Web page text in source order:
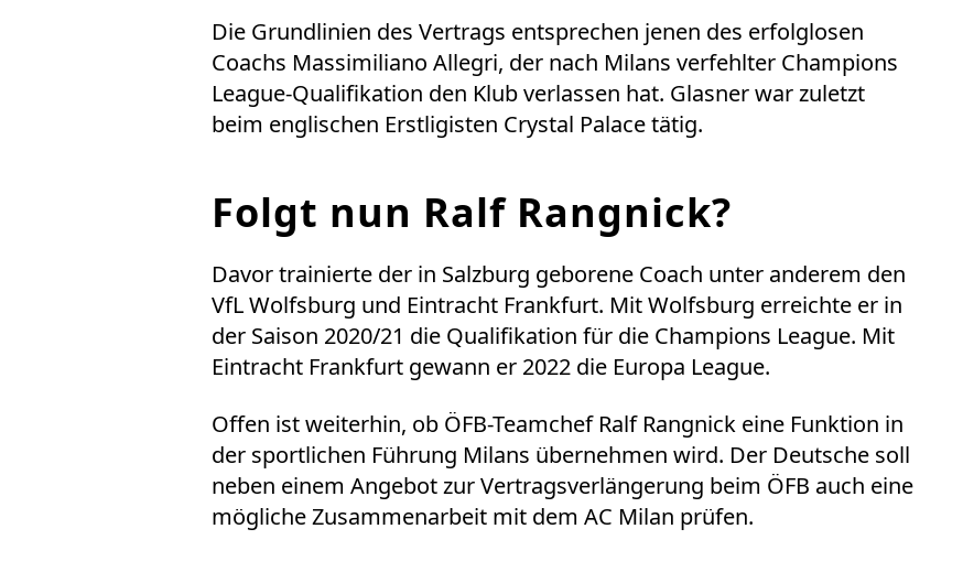
Die Grundlinien des Vertrags entsprechen jenen des erfolglosen
Coachs Massimiliano Allegri, der nach Milans verfehlter Champions
League-Qualifikation den Klub verlassen hat. Glasner war zuletzt
beim englischen Erstligisten Crystal Palace tätig.
Folgt nun Ralf Rangnick?
Davor trainierte der in Salzburg geborene Coach unter anderem den
VfL Wolfsburg und Eintracht Frankfurt. Mit Wolfsburg erreichte er in
der Saison 2020/21 die Qualifikation für die Champions League. Mit
Eintracht Frankfurt gewann er 2022 die Europa League.
Offen ist weiterhin, ob ÖFB-Teamchef Ralf Rangnick eine Funktion in
der sportlichen Führung Milans übernehmen wird. Der Deutsche soll
neben einem Angebot zur Vertragsverlängerung beim ÖFB auch eine
mögliche Zusammenarbeit mit dem AC Milan prüfen.